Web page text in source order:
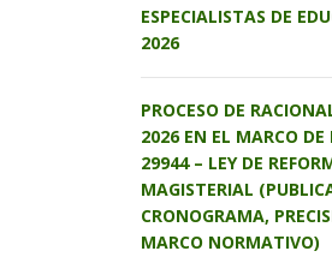
ESPECIALISTAS DE
2026
PROCESO DE
2026 EN EL MARCO DE
29944 – LEY DE
MAGISTERIAL
CRONOGRAMA,
MARCO NORMATIVO)